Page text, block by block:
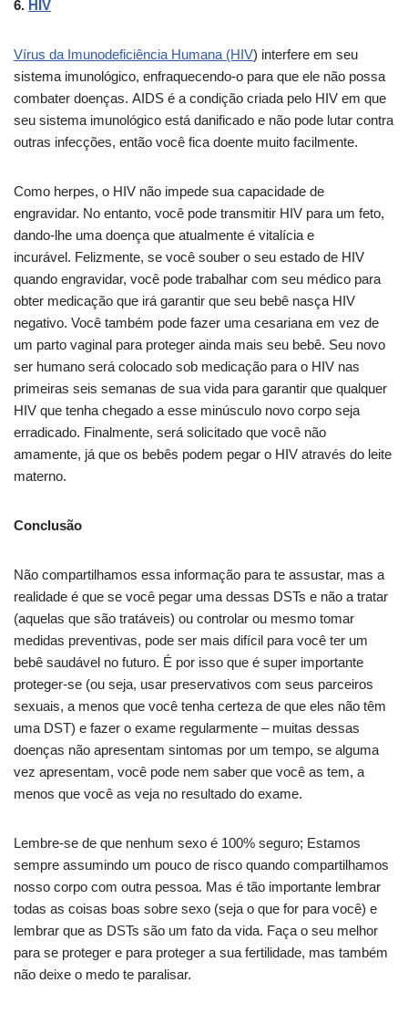
6. HIV
Vírus da Imunodeficiência Humana (HIV) interfere em seu
sistema imunológico, enfraquecendo-o para que ele não possa
combater doenças. AIDS é a condição criada pelo HIV em que
seu sistema imunológico está danificado e não pode lutar contra
outras infecções, então você fica doente muito facilmente.
Como herpes, o HIV não impede sua capacidade de
engravidar. No entanto, você pode transmitir HIV para um feto,
dando-lhe uma doença que atualmente é vitalícia e
incurável. Felizmente, se você souber o seu estado de HIV
quando engravidar, você pode trabalhar com seu médico para
obter medicação que irá garantir que seu bebê nasça HIV
negativo. Você também pode fazer uma cesariana em vez de
um parto vaginal para proteger ainda mais seu bebê. Seu novo
ser humano será colocado sob medicação para o HIV nas
primeiras seis semanas de sua vida para garantir que qualquer
HIV que tenha chegado a esse minúsculo novo corpo seja
erradicado. Finalmente, será solicitado que você não
amamente, já que os bebês podem pegar o HIV através do leite
materno.
Conclusão
Não compartilhamos essa informação para te assustar, mas a
realidade é que se você pegar uma dessas DSTs e não a tratar
(aquelas que são tratáveis) ou controlar ou mesmo tomar
medidas preventivas, pode ser mais difícil para você ter um
bebê saudável no futuro. É por isso que é super importante
proteger-se (ou seja, usar preservativos com seus parceiros
sexuais, a menos que você tenha certeza de que eles não têm
uma DST) e fazer o exame regularmente – muitas dessas
doenças não apresentam sintomas por um tempo, se alguma
vez apresentam, você pode nem saber que você as tem, a
menos que você as veja no resultado do exame.
Lembre-se de que nenhum sexo é 100% seguro; Estamos
sempre assumindo um pouco de risco quando compartilhamos
nosso corpo com outra pessoa. Mas é tão importante lembrar
todas as coisas boas sobre sexo (seja o que for para você) e
lembrar que as DSTs são um fato da vida. Faça o seu melhor
para se proteger e para proteger a sua fertilidade, mas também
não deixe o medo te paralisar.